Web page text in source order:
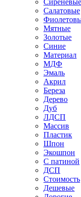
Сиреневые
Салатовые
Мятные
Золотые
Синие
Материал
МДФ
Эмаль
Акрил
Береза
Дерево
Дуб
ЛДСП
Массив
Пластик
Шпон
Экошпон
С патиной
ДСП
Стоимость
Дешевые